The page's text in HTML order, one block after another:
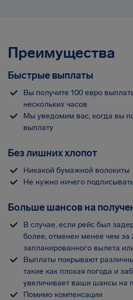
Преимущества
Быстрые выплаты
Вы получите 100 евро
нескольких часов
Мы уведомим вас, когда вы
выплату
Без лишних хлопот
Никакой бумажной волокиты
Не нужно ничего
Больше шансов на
В случае, если рейс был
более, отменен менее чем за
запланированного вылета
Выплаты покрывают
такие как плохая погода и
увеличивает ваши шансы на
Помимо компенсации